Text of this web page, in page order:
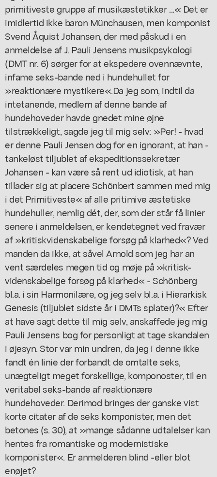
primitiveste gruppe af musikæstetikker ...« Det er
imidlertid ikke baron Münchausen, men komponist
Svend Åquist Johansen, der med påskud i en
anmeldelse af J. Pauli Jensens musikpsykologi
(DMT nr. 6) sørger for at ekspedere ovennævnte,
infame seks-bande ned i hundehullet for
»reaktionære mystikere«.Da jeg som, indtil da
intetanende, medlem af denne bande af
hundehoveder havde gnedet mine øjne
tilstrækkeligt, sagde jeg til mig selv: »Per! - hvad
er denne Pauli Jensen dog for en ignorant, at han -
tankeløst tiljublet af ekspeditionssekretær
Johansen - kan være så rent ud idiotisk, at han
tillader sig at placere Schönbert sammen med mig
i det Primitiveste« af alle pritimive æstetiske
hundehuller, nemlig dét, der, som der står få linier
senere i anmeldelsen, er kendetegnet ved fravær
af »kritiskvidenskabelige forsøg på klarhed«? Ved
manden da ikke, at såvel Arnold som jeg har an
vent særdeles megen tid og møje på »kritisk-
videnskabelige forsøg på klarhed« - Schönberg
bl.a. i sin Harmonilære, og jeg selv bl.a. i Hierarkisk
Genesis (tiljublet sidste år i DMTs splater)?« Efter
at have sagt dette til mig selv, anskaffede jeg mig
Pauli Jensens bog for personligt at tage skandalen
i øjesyn. Stor var min undren, da jeg i denne ikke
fandt én linie der forbandt de omtalte seks,
unægteligt meget forskellige, komponoster, til en
veritabel seks-bande af reaktionære
hundehoveder. Derimod bringes der ganske vist
korte citater af de seks komponister, men det
betones (s. 30), at »mange sådanne udtalelser kan
hentes fra romantiske og modernistiske
komponister«. Er anmelderen blind -eller blot
enøjet?